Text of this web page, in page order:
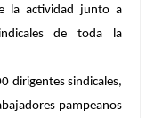
la actividad junto a
de toda la
dirigentes sindicales,
pampeanos